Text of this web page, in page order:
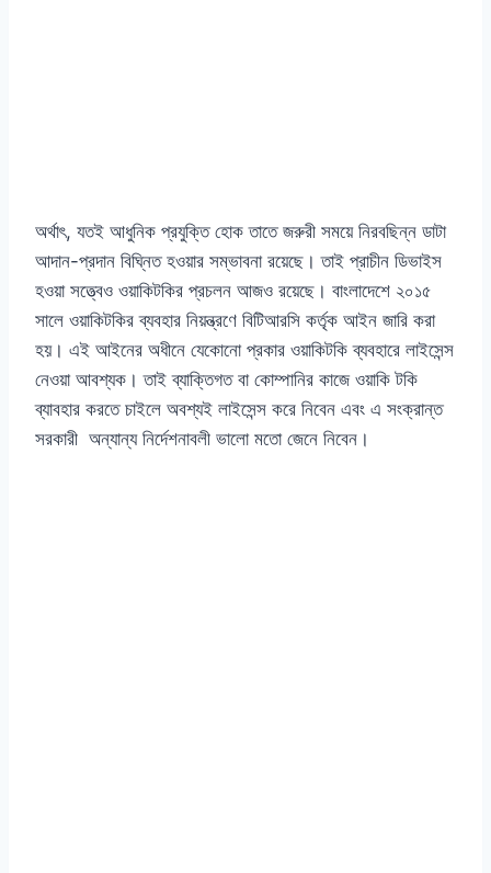
অর্থাৎ, যতই আধুনিক প্রযুক্তি হোক তাতে জরুরী সময়ে নিরবছিন্ন ডাটা
আদান-প্রদান বিঘ্নিত হওয়ার সম্ভাবনা রয়েছে। তাই প্রাচীন ডিভাইস
হওয়া সত্ত্বেও ওয়াকিটকির প্রচলন আজও রয়েছে। বাংলাদেশে ২০১৫
সালে ওয়াকিটকির ব্যবহার নিয়ন্ত্রণে বিটিআরসি কর্তৃক আইন জারি করা
হয়। এই আইনের অধীনে যেকোনো প্রকার ওয়াকিটকি ব্যবহারে লাইসেন্স
নেওয়া আবশ্যক। তাই ব্যাক্তিগত বা কোম্পানির কাজে ওয়াকি টকি
ব্যাবহার করতে চাইলে অবশ্যই লাইসেন্স করে নিবেন এবং এ সংক্রান্ত
সরকারী অন্যান্য নির্দেশনাবলী ভালো মতো জেনে নিবেন।